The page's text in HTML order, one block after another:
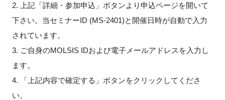
2. 上記「詳細・参加申込」ボタンより申込ページを開いて
下さい。当セミナーID (MS-2401)と開催日時が自動で入力
されています。
3. ご自身のMOLSIS IDおよび電子メールアドレスを入力し
ます。
4. 「上記内容で確定する」ボタンをクリックしてくださ
い。